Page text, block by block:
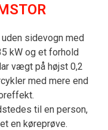
sidevogn med
kW og et forhold
vægt på højst 0,2
med mere end
til en person,
en køreprøve.